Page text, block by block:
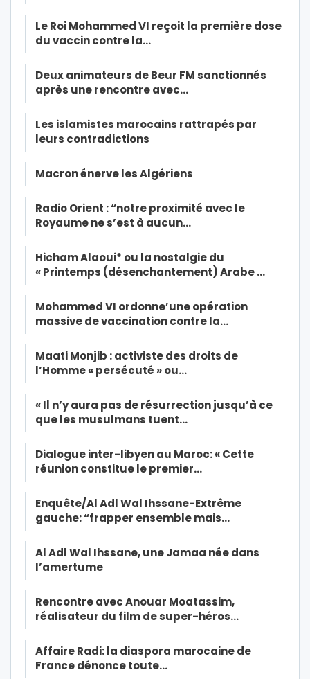
Le Roi Mohammed VI reçoit la première dose
du vaccin contre la…
Deux animateurs de Beur FM sanctionnés
après une rencontre avec…
Les islamistes marocains rattrapés par
leurs contradictions
Macron énerve les Algériens
Radio Orient : “notre proximité avec le
Royaume ne s’est à aucun…
Hicham Alaoui* ou la nostalgie du
« Printemps (désenchantement) Arabe …
Mohammed VI ordonne’une opération
massive de vaccination contre la…
Maati Monjib : activiste des droits de
l’Homme « persécuté » ou…
« Il n’y aura pas de résurrection jusqu’à ce
que les musulmans tuent…
Dialogue inter-libyen au Maroc: « Cette
réunion constitue le premier…
Enquête/Al Adl Wal Ihssane-Extrême
gauche: “frapper ensemble mais…
Al Adl Wal Ihssane, une Jamaa née dans
l’amertume
Rencontre avec Anouar Moatassim,
réalisateur du film de super-héros…
Affaire Radi: la diaspora marocaine de
France dénonce toute…